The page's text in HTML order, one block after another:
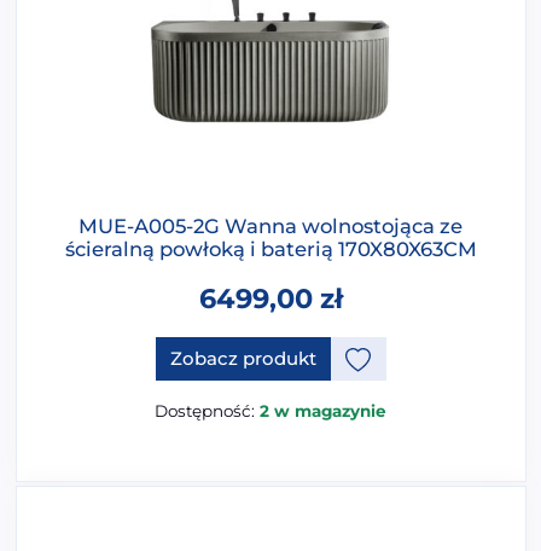
MUE-A005-2G Wanna wolnostojąca ze
ścieralną powłoką i baterią 170X80X63CM
6499,00 zł
Zobacz produktTen produkt ma opcje, które
Dostępność: 2 w magazynie